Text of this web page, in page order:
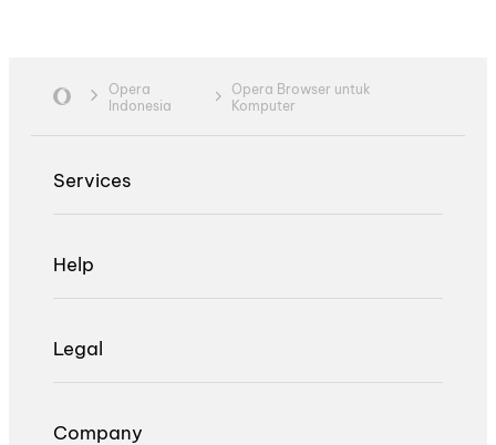
Opera
Indonesia
Opera Browser untuk
Komputer
Services
Help
Legal
Company